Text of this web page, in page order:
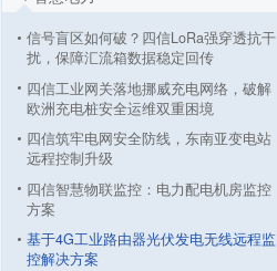
信号盲区如何破？四信LoRa强穿透抗干
扰，保障汇流箱数据稳定回传
四信工业网关落地挪威充电网络，破解
欧洲充电桩安全运维双重困境
四信筑牢电网安全防线，东南亚变电站
远程控制升级
四信智慧物联监控：电力配电机房监控
方案
基于4G工业路由器光伏发电无线远程监
控解决方案